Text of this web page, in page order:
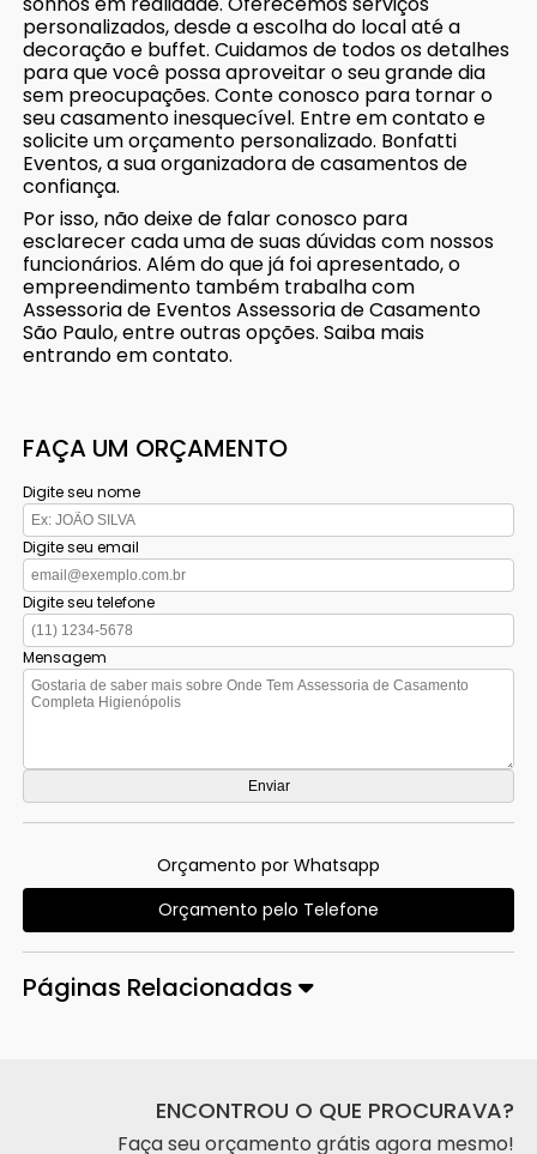
personalizados, desde a escolha do local até a
decoração e buffet. Cuidamos de todos os detalhes
para que você possa aproveitar o seu grande dia
sem preocupações. Conte conosco para tornar o
seu casamento inesquecível. Entre em contato e
solicite um orçamento personalizado. Bonfatti
Eventos, a sua organizadora de casamentos de
confiança.
Por isso, não deixe de falar conosco para
esclarecer cada uma de suas dúvidas com nossos
funcionários. Além do que já foi apresentado, o
empreendimento também trabalha com
Assessoria de Eventos Assessoria de Casamento
São Paulo, entre outras opções. Saiba mais
entrando em contato.
FAÇA UM ORÇAMENTO
Digite seu nome
Digite seu email
Digite seu telefone
Mensagem
Orçamento por Whatsapp
Orçamento pelo Telefone
Páginas Relacionadas
ENCONTROU O QUE PROCURAVA?
Faça seu orçamento grátis agora mesmo!